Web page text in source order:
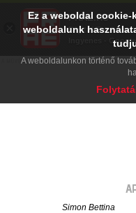
Simon Bettina
Ez a weboldal
weboldalunk
A weboldalunkon történő
PRAE.HU
Digital Evolution
Ingyenes -